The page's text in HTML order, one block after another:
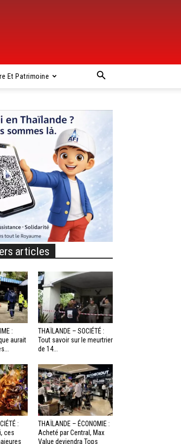
Et Patrimoine
articles
:
aurait
THAÏLANDE – SOCIÉTÉ :
Tout savoir sur le meurtrier
de 14...
:
ces
THAÏLANDE – ÉCONOMIE :
Acheté par Central, Max
Value deviendra Tops